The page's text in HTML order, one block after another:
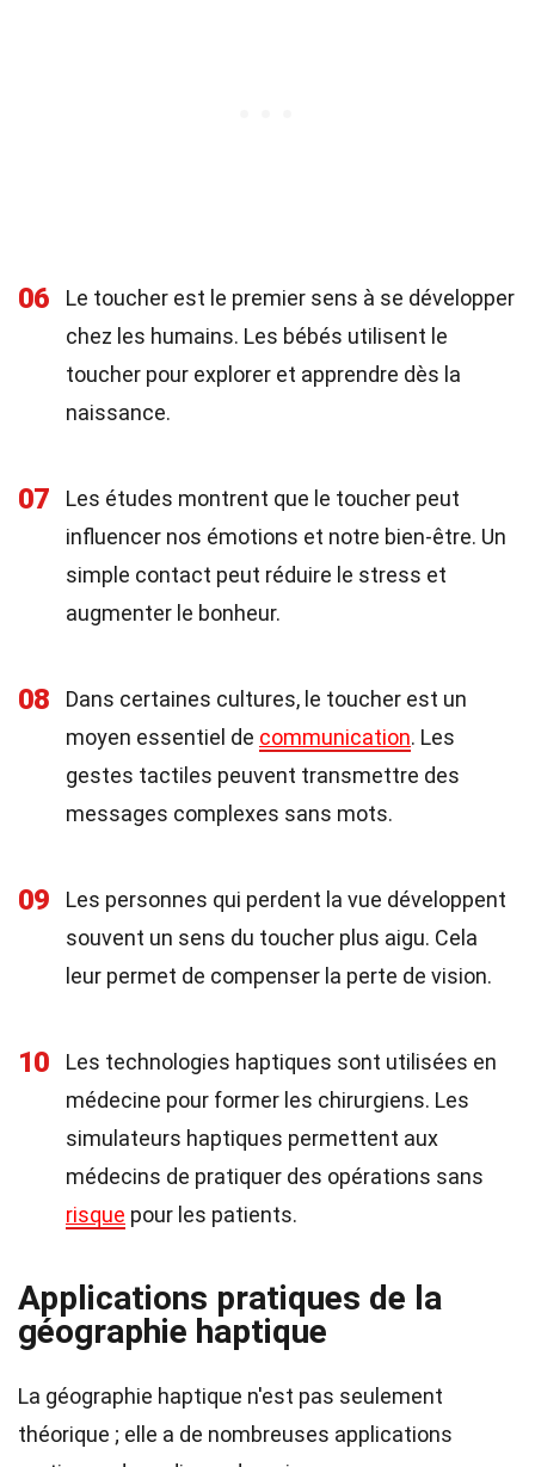
06
Le toucher est le premier sens à se développer
chez les humains. Les bébés utilisent le
toucher pour explorer et apprendre dès la
naissance.
07
Les études montrent que le toucher peut
influencer nos émotions et notre bien-être. Un
simple contact peut réduire le stress et
augmenter le bonheur.
08
Dans certaines cultures, le toucher est un
moyen essentiel de communication. Les
gestes tactiles peuvent transmettre des
messages complexes sans mots.
09
Les personnes qui perdent la vue développent
souvent un sens du toucher plus aigu. Cela
leur permet de compenser la perte de vision.
10
Les technologies haptiques sont utilisées en
médecine pour former les chirurgiens. Les
simulateurs haptiques permettent aux
médecins de pratiquer des opérations sans
risque pour les patients.
Applications pratiques de la
géographie haptique
La géographie haptique n'est pas seulement
théorique ; elle a de nombreuses applications